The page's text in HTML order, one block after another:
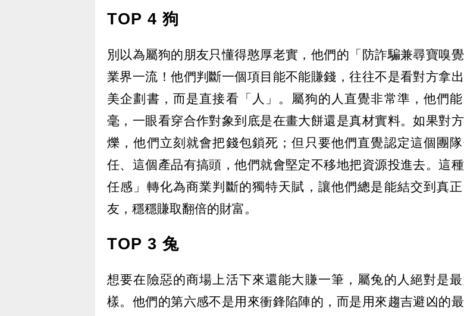
TOP 4 狗
別以為屬狗的朋友只懂得憨厚老實，他們的「防詐騙兼尋寶嗅
業界一流！他們判斷一個項目能不能賺錢，往往不是看對方拿
美企劃書，而是直接看「人」。屬狗的人直覺非常準，他們
毫，一眼看穿合作對象到底是在畫大餅還是真材實料。如果對
爍，他們立刻就會把錢包鎖死；但只要他們直覺認定這個團
任、這個產品有搞頭，他們就會堅定不移地把資源投進去。這
任感」轉化為商業判斷的獨特天賦，讓他們總是能結交到真
友，穩穩賺取翻倍的財富。
TOP 3 兔
想要在險惡的商場上活下來還能大賺一筆，屬兔的人絕對是
樣。他們的第六感不是用來衝鋒陷陣的，而是用來趨吉避凶的